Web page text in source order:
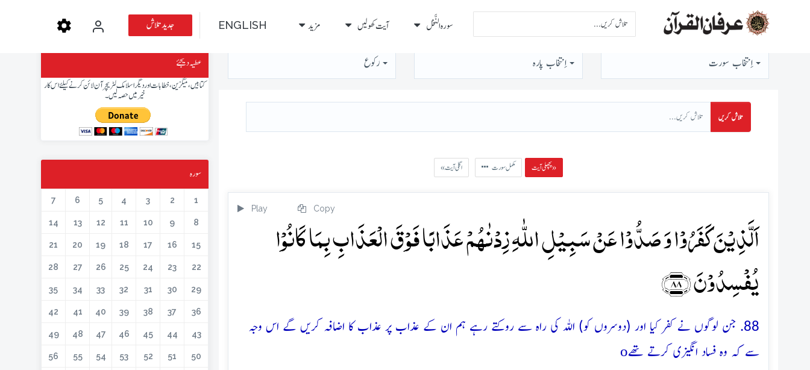
سورہ النَّحْل آیت کھولیں مزید ENGLISH جدید تلاش
اِنتخاب سورت اِنتخاب پارہ رُكوع
تلاش کریں
پچھلی آیت » مکمل سورت « اگلی آیت
Play Copy
اَلَّذِیۡنَ کَفَرُوۡا وَ صَدُّوۡا عَنۡ سَبِیۡلِ اللّٰہِ زِدۡنٰہُمۡ عَذَابًا فَوۡقَ الۡعَذَابِ بِمَا کَانُوۡا
یُفۡسِدُوۡنَ ﴿۸۸﴾
88. جن لوگوں نے کفر کیا اور (دوسروں کو) اللہ کی راہ سے روکتے رہے ہم ان کے عذاب پر عذاب کا اضافہ کریں گے اس وجہ
سے کہ وہ فساد انگیزی کرتے تھےo
عطیہ دیجئے
کتابیں، میگزین، خطابات اور دیگر اسلامک لٹریچر آن لائن کرنے کیلئے اس کار
خیر میں حصہ لیں۔
سورہ
1
2
3
4
5
6
7
8
9
10
11
12
13
14
15
16
17
18
19
20
21
22
23
24
25
26
27
28
29
30
31
32
33
34
35
36
37
38
39
40
41
42
43
44
45
46
47
48
49
50
51
52
53
54
55
56